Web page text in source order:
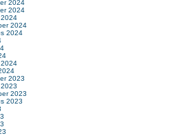
2024
2024
2024
2024
2023
2023
2023